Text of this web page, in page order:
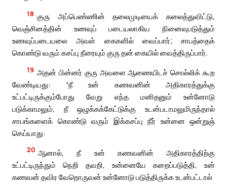
18 குரு அப்பெண்ணின் தலைமுடியைக் கலைத்துவிட்டு,
வெஞ்சினத்தின் உணவுப் படையலாகிய நினைவுபடுத்தும்
உணவுப்படையலை அவள் கைகளில் வைப்பார்; சாபத்தைக்
கொண்டு வரும் கசப்பு நீரையும் குரு தன் கையில் வைத்திருப்பார்.
19 அதன் பின்னர் குரு அவளை ஆணையிடச் சொல்லிக் கூற
வேண்டியது: “நீ உன் கணவனின் அதிகாரத்துக்கு
உட்பட்டிருக்கும்போது வேறு எந்த மனிதனும் உன்னோடு
படுக்காமலும், நீ ஒழுக்கக்கேட்டுக்கு உடன்படாமலுமிருந்தால்
சாபங்களைக் கொண்டு வரும் இக்கசப்பு நீர் உன்னை ஒன்றுஞ்
செய்யாது:
20 ஆனால், நீ உன் கணவனின் அதிகாரத்திற்கு
உட்பட்டிருந்தும் நெறி தவறி, உன்னையே கறைப்படுத்தி, உன்
கணவன் தவிர வேறொருவன் உன்னோடு படுத்திருக்க உடன்பட்டால்